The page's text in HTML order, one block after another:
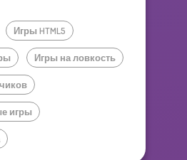
Игры HTML5
Игры на ловкость
игры